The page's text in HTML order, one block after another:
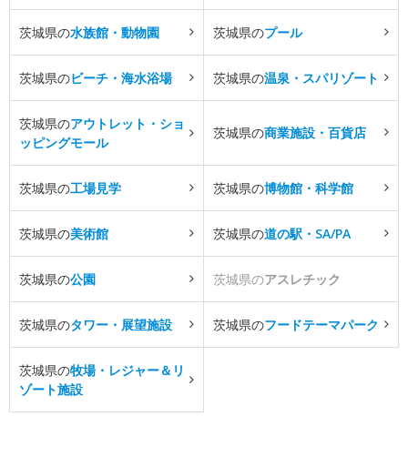
茨城県の水族館・動物園 茨城県のプール
茨城県のビーチ・海水浴場 茨城県の温泉・スパリゾート
茨城県のアウトレット・ショ
ッピングモール
茨城県の商業施設・百貨店
茨城県の工場見学 茨城県の博物館・科学館
茨城県の美術館 茨城県の道の駅・SA/PA
茨城県の公園 茨城県のアスレチック
茨城県のタワー・展望施設 茨城県のフードテーマパーク
茨城県の牧場・レジャー＆リ
ゾート施設